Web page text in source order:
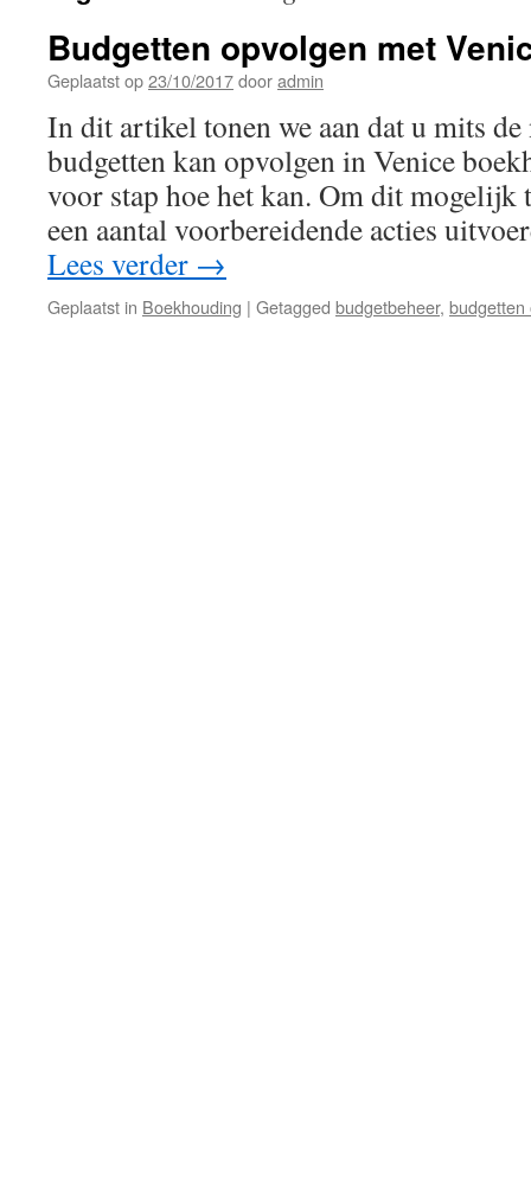
Budgetten opvolgen met
Geplaatst op23/10/2017dooradmin
In dit artikel tonen we aan dat u mits
budgetten kan opvolgen in Venice
voor stap hoe het kan. Om dit mogelijk
een aantal voorbereidende acties
Lees verder →
Geplaatst in Boekhouding | Getagged budgetbeheer, budgetten